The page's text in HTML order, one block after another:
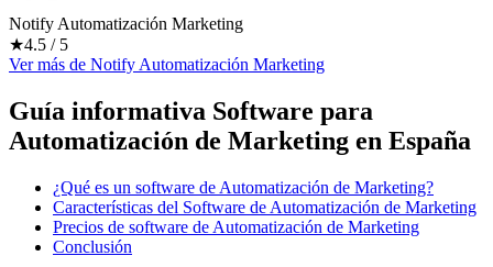
Notify Automatización Marketing
★4.5 / 5
Ver más de Notify Automatización Marketing
Guía informativa Software para
Automatización de Marketing en España
¿Qué es un software de Automatización de Marketing?
Características del Software de Automatización de Marketing
Precios de software de Automatización de Marketing
Conclusión